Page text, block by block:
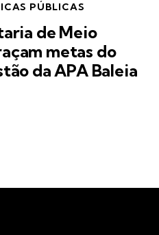
PÚBLICAS
de Meio
metas do
da APA Baleia